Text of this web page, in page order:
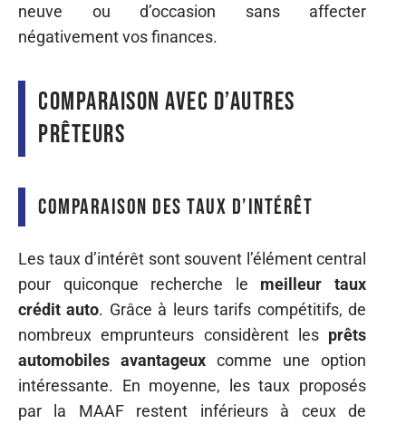
neuve ou d’occasion sans affecter
négativement vos finances.
Comparaison avec d’autres
prêteurs
Comparaison des taux d’intérêt
Les taux d’intérêt sont souvent l’élément central
pour quiconque recherche le meilleur taux
crédit auto. Grâce à leurs tarifs compétitifs, de
nombreux emprunteurs considèrent les prêts
automobiles avantageux comme une option
intéressante. En moyenne, les taux proposés
par la MAAF restent inférieurs à ceux de